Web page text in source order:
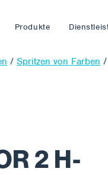
Produkte
/Spritzen von Farben
2 H-